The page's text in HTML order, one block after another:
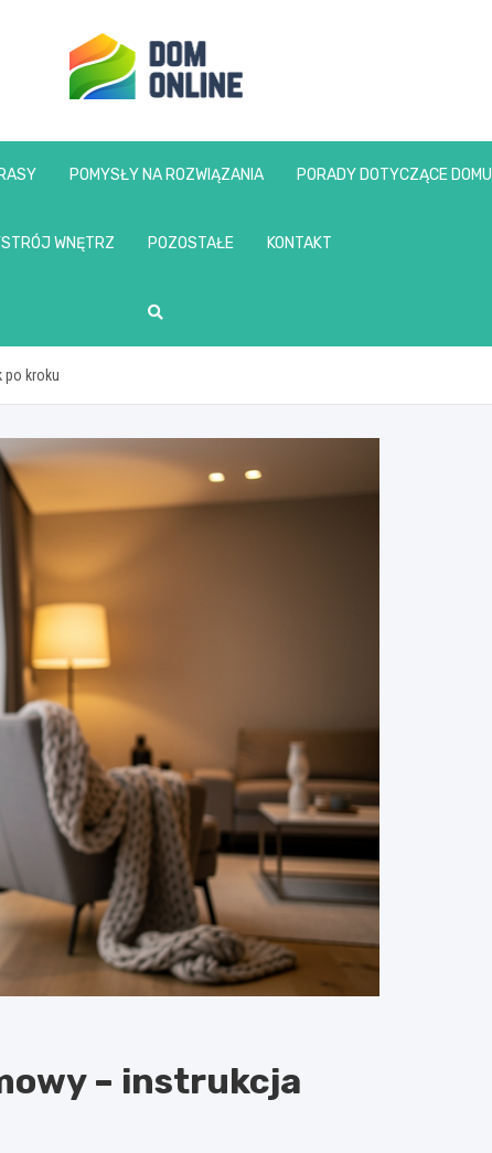
www.domonline.pl
POMYSŁY NA ROZWIĄZANIA PORADY DOTYCZĄCE DOMU
WNĘTRZ POZOSTAŁE KONTAKT
po kroku
– instrukcja